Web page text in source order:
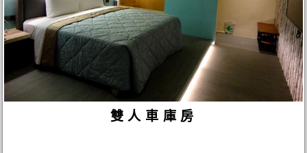
雙人車庫房